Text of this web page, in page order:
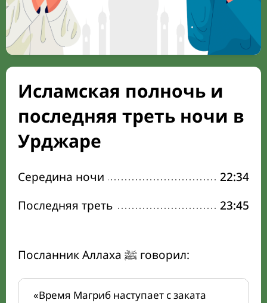
Исламская полночь и
последняя треть ночи в
Урджаре
Середина ночи
22:34
Последняя треть
23:45
Посланник Аллаха ﷺ говорил:
«Время Магриб наступает с заката